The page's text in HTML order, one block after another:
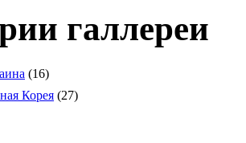
галлереи
(16)
Корея (27)